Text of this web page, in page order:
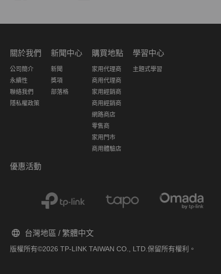
關於我們
公司簡介
永續性
聯絡我們
隱私權政策
新聞中心
新聞
獎項
部落格
購買地點
家用代理商
商用代理商
家用經銷商
商用經銷商
網路商店
零售商
家用門市
商用體驗店
學習中心
主題式學習
優惠活動
版權所有©2026 TP-LINK TAIWAN CO., LTD.保留所有權利。
台灣地區 / 繁體中文